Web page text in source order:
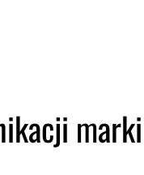
marki